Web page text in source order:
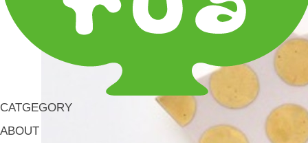
CATGEGORY
ABOUT